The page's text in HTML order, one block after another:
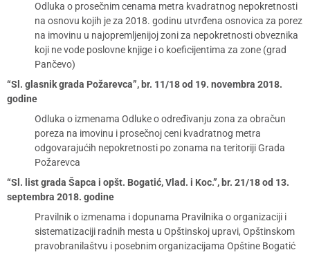
Odluka o prosečnim cenama metra kvadratnog nepokretnosti
na osnovu kojih je za 2018. godinu utvrđena osnovica za porez
na imovinu u najopremljenijoj zoni za nepokretnosti obveznika
koji ne vode poslovne knjige i o koeficijentima za zone (grad
Pančevo)
“Sl. glasnik grada Požarevca”, br. 11/18 od 19. novembra 2018.
godine
Odluka o izmenama Odluke o određivanju zona za obračun
poreza na imovinu i prosečnoj ceni kvadratnog metra
odgovarajućih nepokretnosti po zonama na teritoriji Grada
Požarevca
“Sl. list grada Šapca i opšt. Bogatić, Vlad. i Koc.”, br. 21/18 od 13.
septembra 2018. godine
Pravilnik o izmenama i dopunama Pravilnika o organizaciji i
sistematizaciji radnih mesta u Opštinskoj upravi, Opštinskom
pravobranilaštvu i posebnim organizacijama Opštine Bogatić